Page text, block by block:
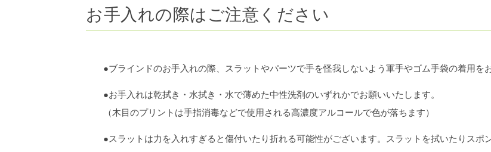
お手入れの際はご注意ください
●ブラインドのお手入れの際、スラットやパーツで手を怪我しないよう軍手やゴム手袋の着用を
●お手入れは乾拭き・水拭き・水で薄めた中性洗剤のいずれかでお願いいたします。
（木目のプリントは手指消毒などで使用される高濃度アルコールで色が落ちます）
●スラットは力を入れすぎると傷付いたり折れる可能性がございます。スラットを拭いたりスポ